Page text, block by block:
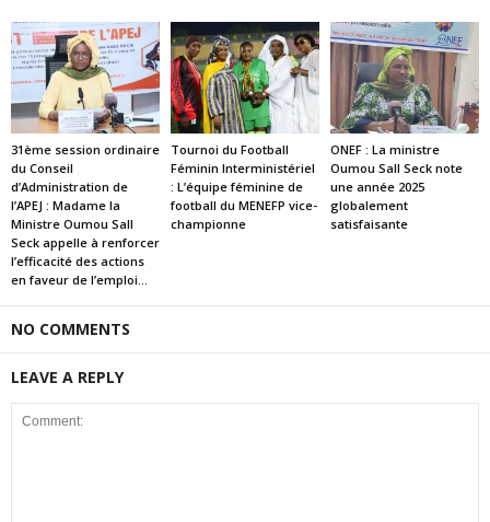
31ème session ordinaire
du Conseil
d’Administration de
l’APEJ : Madame la
Ministre Oumou Sall
Seck appelle à renforcer
l’efficacité des actions
en faveur de l’emploi...
Tournoi du Football
Féminin Interministériel
: L’équipe féminine de
football du MENEFP vice-
championne
ONEF : La ministre
Oumou Sall Seck note
une année 2025
globalement
satisfaisante
NO COMMENTS
LEAVE A REPLY